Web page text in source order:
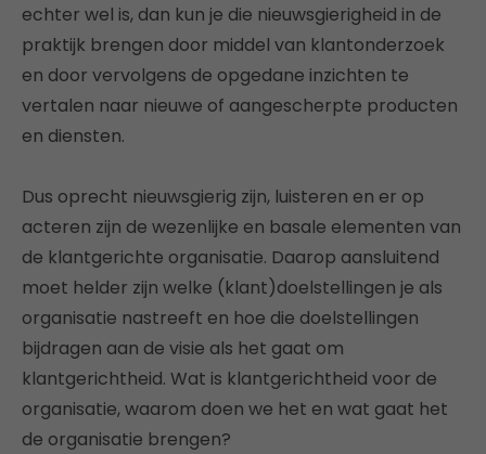
echter wel is, dan kun je die nieuwsgierigheid in de
praktijk brengen door middel van klantonderzoek
en door vervolgens de opgedane inzichten te
vertalen naar nieuwe of aangescherpte producten
en diensten.
Dus oprecht nieuwsgierig zijn, luisteren en er op
acteren zijn de wezenlijke en basale elementen van
de klantgerichte organisatie. Daarop aansluitend
moet helder zijn welke (klant)doelstellingen je als
organisatie nastreeft en hoe die doelstellingen
bijdragen aan de visie als het gaat om
klantgerichtheid. Wat is klantgerichtheid voor de
organisatie, waarom doen we het en wat gaat het
de organisatie brengen?